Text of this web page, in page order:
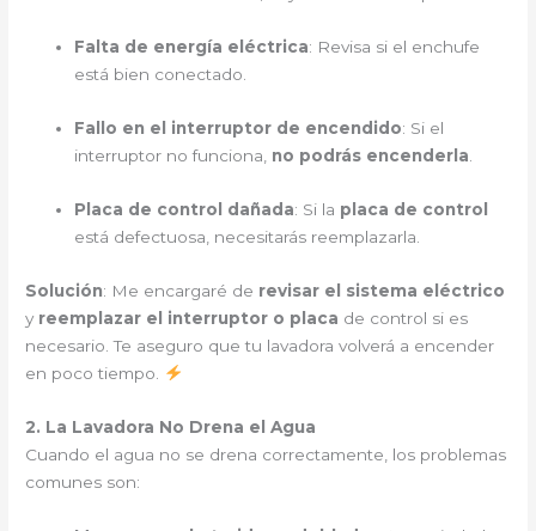
Falta de energía eléctrica: Revisa si el enchufe
está bien conectado.
Fallo en el interruptor de encendido: Si el
interruptor no funciona, no podrás encenderla
Placa de control dañada: Si la placa de control
está defectuosa, necesitarás reemplazarla.
Solución: Me encargaré de revisar el sistema eléctrico
y reemplazar el interruptor o placa de control si es
necesario. Te aseguro que tu lavadora volverá a encender
en poco tiempo.
2. La Lavadora No Drena el Agua
Cuando el agua no se drena correctamente, los problemas
comunes son: